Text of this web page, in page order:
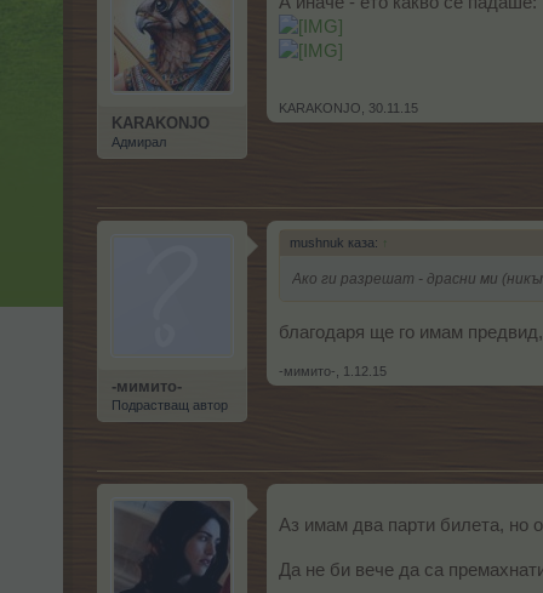
KARAKONJO
Адмирал
KARAKONJO 30.11.15
-мимито-
Подрастващ автор
mushnuk каза: ↑
Ако ги разрешат - драсни ми
благодаря ще го имам предвид,
-мимито- 1.12.15
Аз имам два парти билета, но
Да не би вече да са